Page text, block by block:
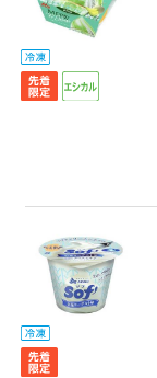
いいもんみっ
け
オーガニック
サプリメン
食品
アレルゲン対
応
エシカル